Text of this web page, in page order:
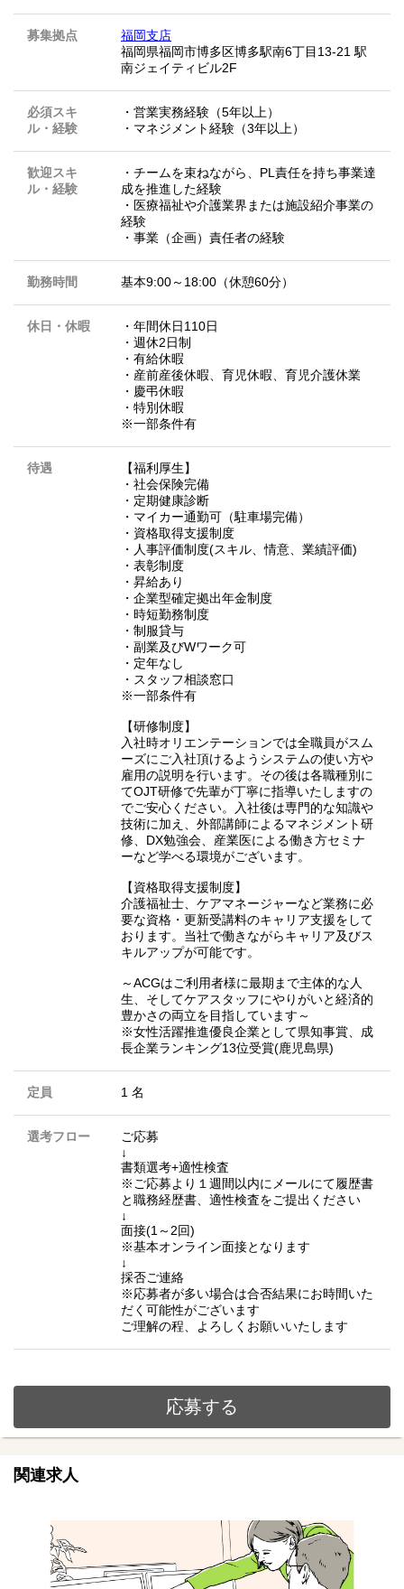
募集拠点
福岡支店
福岡県福岡市博多区博多駅南6丁目13-21 駅
南ジェイティビル2F
必須スキ
ル・経験
・営業実務経験（5年以上）
・マネジメント経験（3年以上）
歓迎スキ
ル・経験
・チームを束ねながら、PL責任を持ち事業達
成を推進した経験
・医療福祉や介護業界または施設紹介事業の
経験
・事業（企画）責任者の経験
勤務時間 基本9:00～18:00（休憩60分）
休日・休暇
・年間休日110日
・週休2日制
・有給休暇
・産前産後休暇、育児休暇、育児介護休業
・慶弔休暇
・特別休暇
※一部条件有
待遇
【福利厚生】
・社会保険完備
・定期健康診断
・マイカー通勤可（駐車場完備）
・資格取得支援制度
・人事評価制度(スキル、情意、業績評価)
・表彰制度
・昇給あり
・企業型確定拠出年金制度
・時短勤務制度
・制服貸与
・副業及びWワーク可
・定年なし
・スタッフ相談窓口
※一部条件有
【研修制度】
入社時オリエンテーションでは全職員がスム
ーズにご入社頂けるようシステムの使い方や
雇用の説明を行います。その後は各職種別に
てOJT研修で先輩が丁寧に指導いたしますの
でご安心ください。入社後は専門的な知識や
技術に加え、外部講師によるマネジメント研
修、DX勉強会、産業医による働き方セミナ
ーなど学べる環境がございます。
【資格取得支援制度】
介護福祉士、ケアマネージャーなど業務に必
要な資格・更新受講料のキャリア支援をして
おります。当社で働きながらキャリア及びス
キルアップが可能です。
～ACGはご利用者様に最期まで主体的な人
生、そしてケアスタッフにやりがいと経済的
豊かさの両立を目指しています～
※女性活躍推進優良企業として県知事賞、成
長企業ランキング13位受賞(鹿児島県)
定員 1 名
選考フロー
ご応募
↓
書類選考+適性検査
※ご応募より１週間以内にメールにて履歴書
と職務経歴書、適性検査をご提出ください
↓
面接(1～2回)
※基本オンライン面接となります
↓
採否ご連絡
※応募者が多い場合は合否結果にお時間いた
だく可能性がございます
ご理解の程、よろしくお願いいたします
応募する
関連求人